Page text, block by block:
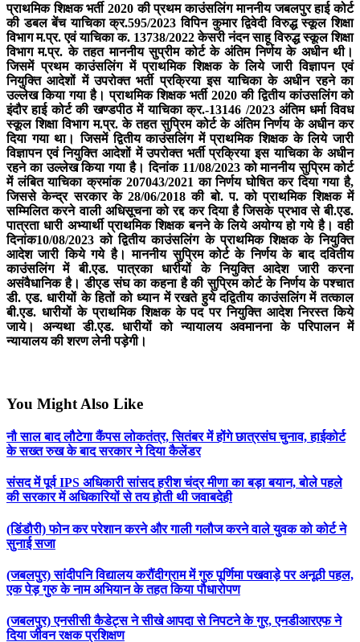
प्राथमिक शिक्षक भर्ती 2020 की प्रथम काउंसलिंग माननीय जबलपुर हाई कोर्ट
की डबल बेंच याचिका क्र.595/2023 विपिन कुमार द्विवेदी विरुद्ध स्कूल शिक्षा
विभाग म.प्र. एवं याचिका क. 13738/2022 केसरी नंदन साहू विरुद्ध स्कूल शिक्षा
विभाग म.प्र. के तहत माननीय सुप्रीम कोर्ट के अंतिम निर्णय के अधीन थी।
जिसमें प्रथम काउंसलिंग में प्राथमिक शिक्षक के लिये जारी विज्ञापन एवं
नियुक्ति आदेशों में उपरोक्त भर्ती प्रक्रिया इस याचिका के अधीन रहने का
उल्लेख किया गया है। प्राथमिक शिक्षक भर्ती 2020 की द्वितीय कांउसलिंग को
इंदौर हाई कोर्ट की खण्डपीठ में याचिका क्र.-13146 /2023 अंतिम धर्मा विवध
स्कूल शिक्षा विभाग म.प्र. के तहत सुप्रिम कोर्ट के अंतिम निर्णय के अधीन कर
दिया गया था। जिसमें द्वितीय काउंसलिंग में प्राथमिक शिक्षक के लिये जारी
विज्ञापन एवं नियुक्ति आदेशों में उपरोक्त भर्ती प्रक्रिया इस याचिका के अधीन
रहने का उल्लेख किया गया है। दिनांक 11/08/2023 को माननीय सुप्रिम कोर्ट
में लंबित याचिका क्रमांक 207043/2021 का निर्णय घोषित कर दिया गया है,
जिससे केन्द्र सरकार के 28/06/2018 की बो. प. को प्राथमिक शिक्षक में
सम्मिलित करने वाली अधिसूचना को रद्द कर दिया है जिसके प्रभाव से बी.एड.
पात्रता धारी अभ्यार्थी प्राथमिक शिक्षक बनने के लिये अयोग्य हो गये है। वही
दिनांक10/08/2023 को द्वितीय काउंसलिंग के प्राथमिक शिक्षक के नियुक्ति
आदेश जारी किये गये है। माननीय सुप्रिम कोर्ट के निर्णय के बाद दवितीय
काउंसलिंग में बी.एड. पात्रका धारीयों के नियुक्ति आदेश जारी करना
असंवैधानिक है। डीएड संघ का कहना है की सुप्रिम कोर्ट के निर्णय के पश्चात
डी. एड. धारीयों के हितों को ध्यान में रखते हुये दद्वितीय काउंसलिंग में तत्काल
बी.एड. धारीयों के प्राथमिक शिक्षक के पद पर नियुक्ति आदेश निरस्त किये
जाये। अन्यथा डी.एड. धारीयों को न्यायालय अवमानना के परिपालन में
न्यायालय की शरण लेनी पड़ेगी।
You Might Also Like
नौ साल बाद लौटेगा कैंपस लोकतंत्र, सितंबर में होंगे छात्रसंघ चुनाव, हाईकोर्ट
के सख्त रुख के बाद सरकार ने दिया कैलेंडर
संसद में पूर्व IPS अधिकारी सांसद हरीश चंद्र मीणा का बड़ा बयान, बोले पहले
की सरकार में अधिकारियों से तय होती थी जवाबदेही
(डिंडौरी) फोन कर परेशान करने और गाली गलौज करने वाले युवक को कोर्ट ने
सुनाई सजा
(जबलपुर) सांदीपनि विद्यालय करौंदीग्राम में गुरु पूर्णिमा पखवाड़े पर अनूठी पहल,
एक पेड़ गुरु के नाम अभियान के तहत किया पौधारोपण
(जबलपुर) एनसीसी कैडेट्स ने सीखे आपदा से निपटने के गुर, एनडीआरएफ ने
दिया जीवन रक्षक प्रशिक्षण